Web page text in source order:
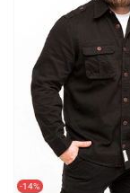
-14%